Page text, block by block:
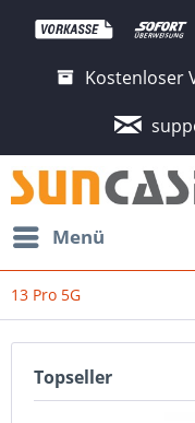
Kostenloser
Menü
13 Pro 5G
Topseller